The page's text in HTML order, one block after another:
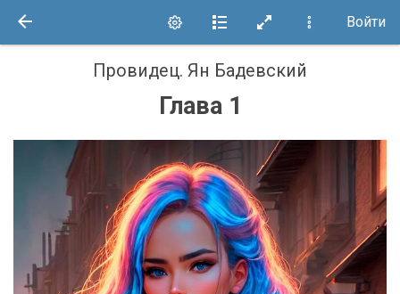
Войти
Провидец. Ян Бадевский
Глава 1